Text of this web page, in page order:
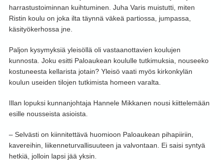
harrastustoiminnan kuihtuminen. Juha Varis muistutti, miten
Ristin koulu on joka ilta täynnä väkeä partiossa, jumpassa,
käsityökerhossa jne.
Paljon kysymyksiä yleisöllä oli vastaanottavien koulujen
kunnosta. Joku esitti Paloaukean koululle tutkimuksia, nouseeko
kostuneesta kellarista jotain? Yleisö vaati myös kirkonkylän
koulun useiden tilojen tutkimista homeen varalta.
Illan lopuksi kunnanjohtaja Hannele Mikkanen nousi kiittelemään
esille nousseista asioista.
– Selvästi on kiinnitettävä huomioon Paloaukean pihapiiriin,
kavereihin, liikenneturvallisuuteen ja valvontaan. Ei saisi syntyä
hetkiä, jolloin lapsi jää yksin.